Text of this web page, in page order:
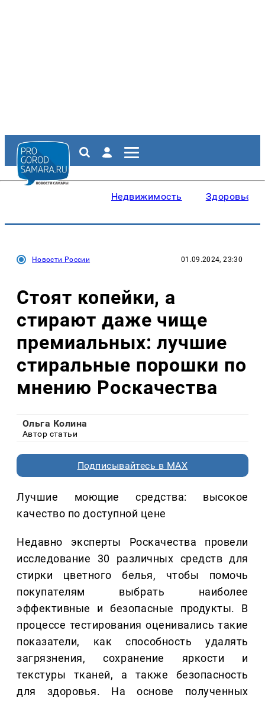
Недвижимость Здоровье
Новости России 01.09.2024, 23:30
Стоят копейки, а
стирают даже чище
премиальных: лучшие
стиральные порошки по
мнению Роскачества
Ольга Колина
Автор статьи
Подписывайтесь в MAX
Лучшие моющие средства: высокое
качество по доступной цене
Недавно эксперты Роскачества провели
исследование 30 различных средств для
стирки цветного белья, чтобы помочь
покупателям выбрать наиболее
эффективные и безопасные продукты. В
процессе тестирования оценивались такие
показатели, как способность удалять
загрязнения, сохранение яркости и
текстуры тканей, а также безопасность
для здоровья. На основе полученных